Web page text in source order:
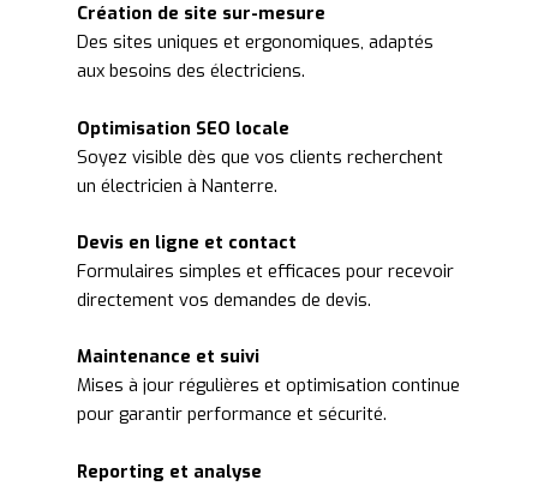
Création de site sur-mesure
Des sites uniques et ergonomiques, adaptés
aux besoins des électriciens.
Optimisation SEO locale
Soyez visible dès que vos clients recherchent
un électricien à Nanterre.
Devis en ligne et contact
Formulaires simples et efficaces pour recevoir
directement vos demandes de devis.
Maintenance et suivi
Mises à jour régulières et optimisation continue
pour garantir performance et sécurité.
Reporting et analyse